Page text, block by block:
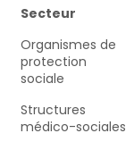
Secteur
Organismes de
protection
sociale
Structures
médico-sociales